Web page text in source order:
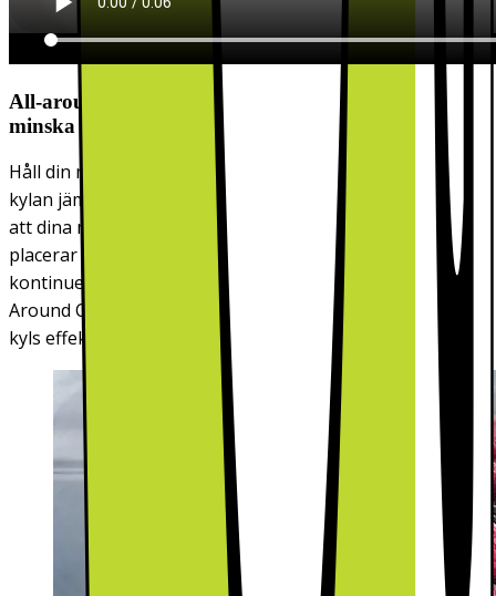
All-around Cooling - fördelar kylan jämnt för att
minska matsvinnet
Håll din mat fräsch längre. All Around Cooling fördelar
kylan jämnt i hela kylen och frysen, inklusive dörren, så
att dina matvaror håller sig fräscha oavsett var du
placerar dem. Genom att cirkulera kalluft och
kontinuerligt kontrollera temperaturen säkerställer All
Around Cooling att matvarorna på hyllorna och i dörren
kyls effektivt och håller sig fräscha längre.